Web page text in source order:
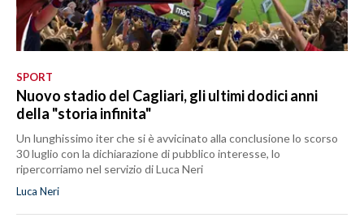
SPORT
Nuovo stadio del Cagliari, gli ultimi dodici anni
della "storia infinita"
Un lunghissimo iter che si è avvicinato alla conclusione lo scorso
30 luglio con la dichiarazione di pubblico interesse, lo
ripercorriamo nel servizio di Luca Neri
Luca Neri